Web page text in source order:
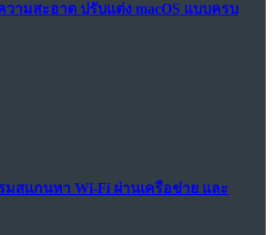
ามสะอาด ปรับแต่ง macOS แบบครบ
มสแกนหา Wi-Fi ผ่านเครือข่าย และ